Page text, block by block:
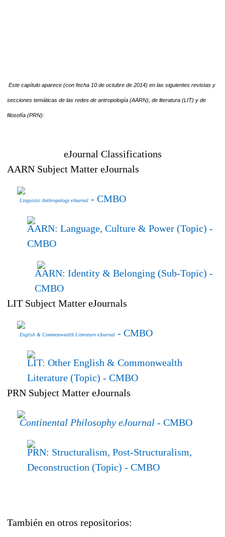
Este capítulo aparece (con fecha 10 de octubre de 2014) en las siguientes revistas y
secciones temáticas de las redes de antropología (AARN), de literatura (LIT) y de
filosofía (PRN):
eJournal Classifications
AARN Subject Matter eJournals
Linguistic Anthropology eJournal - CMBO
AARN: Language, Culture & Power (Topic) -
CMBO
AARN: Identity & Belonging (Sub-Topic) -
CMBO
LIT Subject Matter eJournals
English & Commonwealth Literature eJournal - CMBO
LIT: Other English & Commonwealth
Literature (Topic) - CMBO
PRN Subject Matter eJournals
Continental Philosophy eJournal - CMBO
PRN: Structuralism, Post-Structuralism,
Deconstruction (Topic) - CMBO
También en otros repositorios: